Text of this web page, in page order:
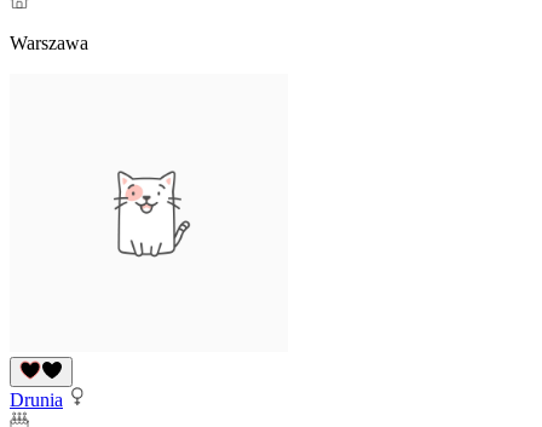
Warszawa
Drunia